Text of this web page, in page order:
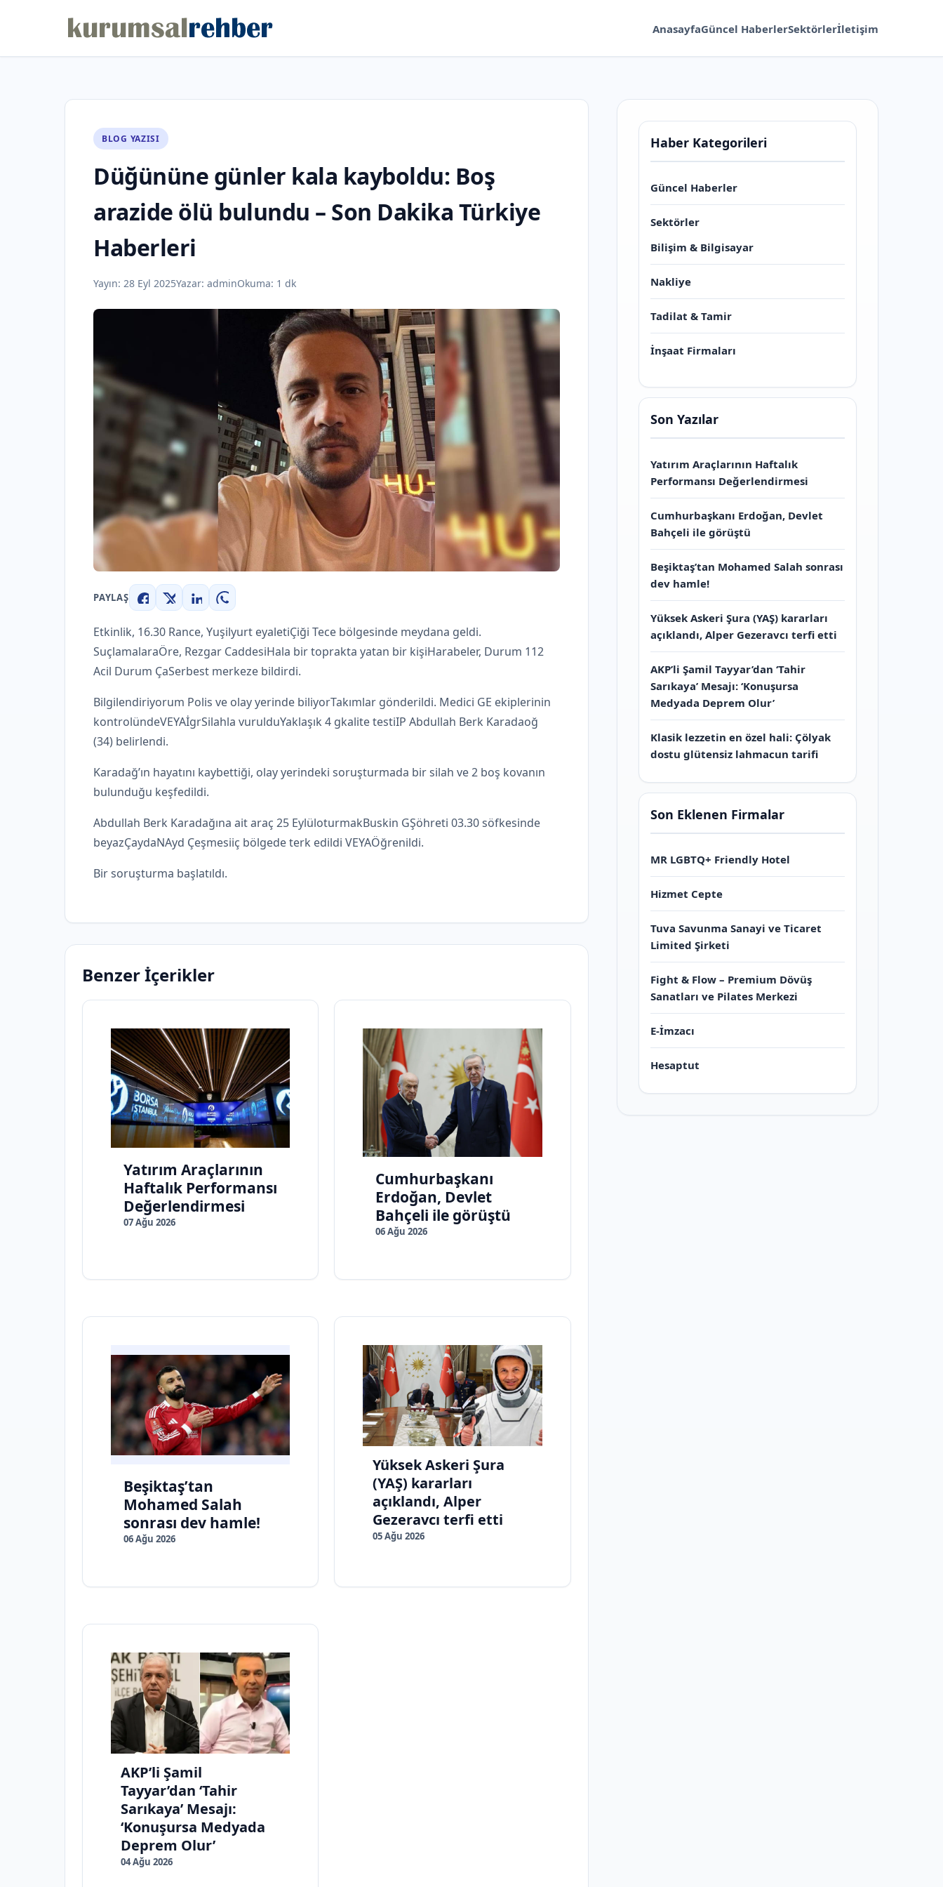
AnasayfaGüncel HaberlerSektörlerİletişim
BLOG YAZISI
Düğününe günler kala kayboldu: Boş
arazide ölü bulundu – Son Dakika Türkiye
Haberleri
Yayın: 28 Eyl 2025Yazar: adminOkuma: 1 dk
PAYLAŞ
Facebook
X LinkedInWhatsApp
Etkinlik, 16.30 Rance, Yuşilyurt eyaletiÇiği Tece bölgesinde meydana geldi.
SuçlamalaraÖre, Rezgar CaddesiHala bir toprakta yatan bir kişiHarabeler, Durum 112
Acil Durum ÇaSerbest merkeze bildirdi.
Bilgilendiriyorum Polis ve olay yerinde biliyorTakımlar gönderildi. Medici GE ekiplerinin
kontrolündeVEYAİgrSilahla vurulduYaklaşık 4 gkalite testiIP Abdullah Berk Karadaoğ
(34) belirlendi.
Karadağ’ın hayatını kaybettiği, olay yerindeki soruşturmada bir silah ve 2 boş kovanın
bulunduğu keşfedildi.
Abdullah Berk Karadağına ait araç 25 EylüloturmakBuskin GŞöhreti 03.30 söfkesinde
beyazÇaydaNAyd Çeşmesiiç bölgede terk edildi VEYAÖğrenildi.
Bir soruşturma başlatıldı.
Benzer İçerikler
Yatırım Araçlarının
Haftalık Performansı
Değerlendirmesi
07 Ağu 2026
Cumhurbaşkanı
Erdoğan, Devlet
Bahçeli ile görüştü
06 Ağu 2026
Beşiktaş’tan
Mohamed Salah
sonrası dev hamle!
06 Ağu 2026
Yüksek Askeri Şura
(YAŞ) kararları
açıklandı, Alper
Gezeravcı terfi etti
05 Ağu 2026
AKP’li Şamil
Tayyar’dan ‘Tahir
Sarıkaya’ Mesajı:
‘Konuşursa Medyada
Deprem Olur’
04 Ağu 2026
Haber Kategorileri
Güncel Haberler
Sektörler
Bilişim & Bilgisayar
Nakliye
Tadilat & Tamir
İnşaat Firmaları
Son Yazılar
Yatırım Araçlarının Haftalık
Performansı Değerlendirmesi
Cumhurbaşkanı Erdoğan, Devlet
Bahçeli ile görüştü
Beşiktaş’tan Mohamed Salah sonrası
dev hamle!
Yüksek Askeri Şura (YAŞ) kararları
açıklandı, Alper Gezeravcı terfi etti
AKP’li Şamil Tayyar’dan ‘Tahir
Sarıkaya’ Mesajı: ‘Konuşursa
Medyada Deprem Olur’
Klasik lezzetin en özel hali: Çölyak
dostu glütensiz lahmacun tarifi
Son Eklenen Firmalar
MR LGBTQ+ Friendly Hotel
Hizmet Cepte
Tuva Savunma Sanayi ve Ticaret
Limited Şirketi
Fight & Flow – Premium Dövüş
Sanatları ve Pilates Merkezi
E-İmzacı
Hesaptut